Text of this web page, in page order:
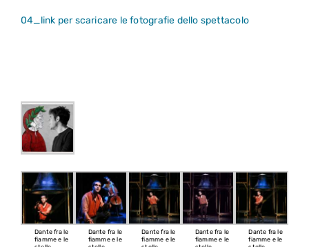
04_link per scaricare le fotografie dello spettacolo
Dante fra le
fiamme e le
Dante fra le
fiamme e le
Dante fra le
fiamme e le
Dante fra le
fiamme e le
Dante fra le
fiamme e le